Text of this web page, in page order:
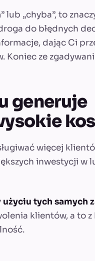
„chyba”, to
do błędnych
dając Ci
Koniec ze
generuje
więcej
inwestycji w
tych samych
klientów, a to z